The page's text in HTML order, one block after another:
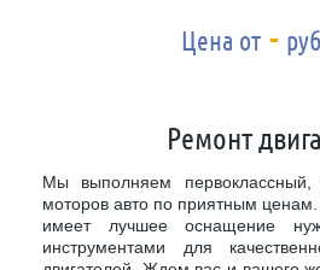
Цена от -
Ремонт
Мы выполняем первоклассный,
моторов авто по приятным
имеет лучшее оснащение
инструментами для